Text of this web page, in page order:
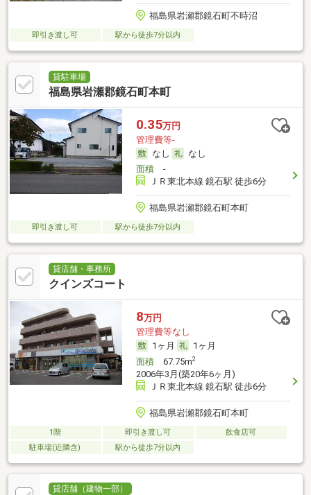
福島県岩瀬郡鏡石町不時沼
即引き渡し可 駅から徒歩7分以内
貸駐車場
福島県岩瀬郡鏡石町本町
0.35万円
管理費等-
なし
なし
面積-
ＪＲ東北本線 鏡石駅 徒歩6分
福島県岩瀬郡鏡石町本町
即引き渡し可 駅から徒歩7分以内
貸店舗・事務所
クインズコート
8万円
管理費等なし
1ヶ月
1ヶ月
面積67.75m2
2006年3月(築20年6ヶ月)
ＪＲ東北本線 鏡石駅 徒歩6分
福島県岩瀬郡鏡石町本町
1階 即引き渡し可
飲食店可
駐車場(近隣含)
駅から徒歩7分以内
貸店舗（建物一部）